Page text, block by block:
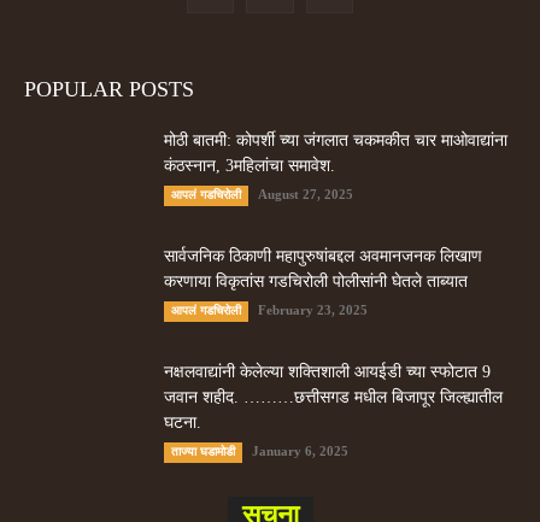
POPULAR POSTS
मोठी बातमी: कोपर्शी च्या जंगलात चकमकीत चार माओवाद्यांना
कंठस्नान, 3महिलांचा समावेश.
आपलं गडचिरोली August 27, 2025
सार्वजनिक ठिकाणी महापुरुषांबद्दल अवमानजनक लिखाण
करणा­या विकृतांस गडचिरोली पोलीसांनी घेतले ताब्यात
आपलं गडचिरोली February 23, 2025
नक्षलवाद्यांनी केलेल्या शक्तिशाली आयईडी च्या स्फोटात 9
जवान शहीद. ………छत्तीसगड मधील बिजापूर जिल्ह्यातील
घटना.
ताज्या घडामोडी January 6, 2025
सूचना